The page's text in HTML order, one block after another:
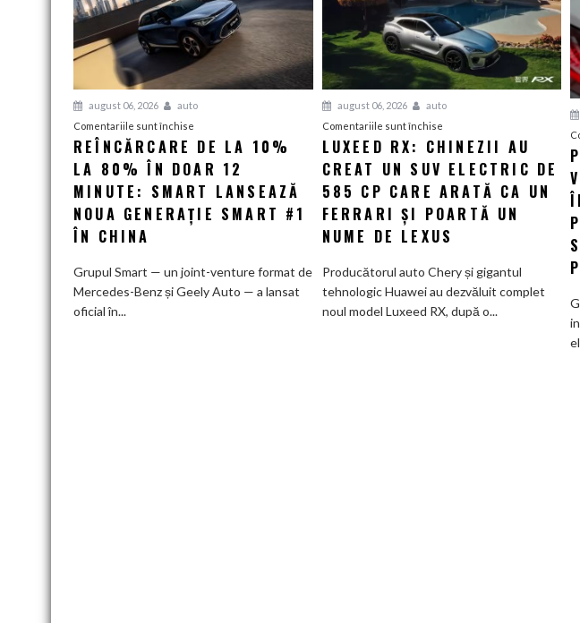
august 06, 2026
auto
Comentariile sunt închise
Reîncărcare
de
la
la
REÎNCĂRCARE DE LA 10%
LA 80% ÎN DOAR 12
MINUTE: SMART LANSEAZĂ
NOUA GENERAȚIE SMART #1
ÎN CHINA
Grupul Smart — un joint-venture format de
Mercedes-Benz și Geely Auto — a lansat
oficial în...
august 06, 2026
auto
Comentariile sunt închisepentru
Luxeed
RX:
Chinezii
creat
un
electric
585
LUXEED RX: CHINEZII AU
CREAT UN SUV ELECTRIC DE
585 CP CARE ARATĂ CA UN
FERRARI ȘI POARTĂ UN
NUME DE LEXUS
Producătorul auto Chery și gigantul
tehnologic Huawei au dezvăluit complet
noul model Luxeed RX, după o...